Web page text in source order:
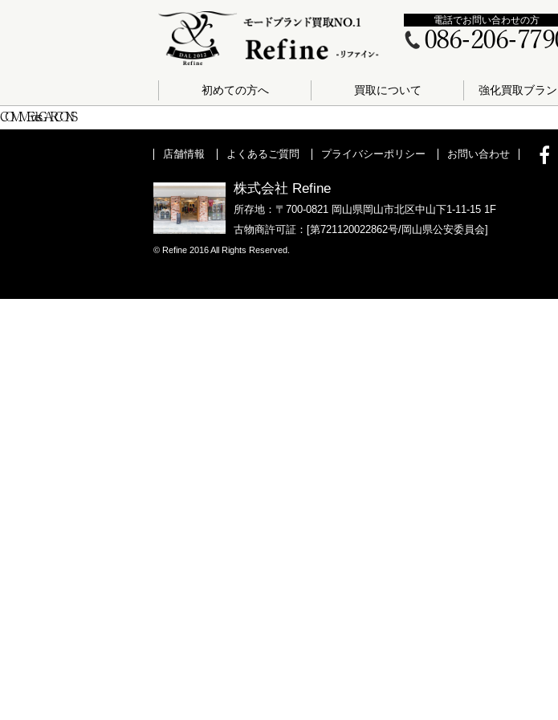
電話でお問い合わせの方
086-206-
初めての方へ 買取について 強化買取ブラ
COMME des GARCONS
店舗情報 よくあるご質問 プライバシーポリシー お問い合わせ
株式会社 Refine
所存地：〒700-0821 岡山県岡山市北区中山下1-11-15 1F
古物商許可証：[第721120022862号/岡山県公安委員会]
© Refine 2016 All Rights Reserved.